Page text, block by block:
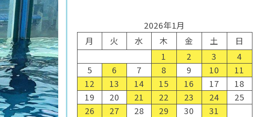
2026年1月
月
火 水 木 金 土
日
1
2 3
4
5
6 7 8 9 10
11
12
13 14 15 16 17
18
19
20 21 22 23 24
25
26
27 28 29 30 31